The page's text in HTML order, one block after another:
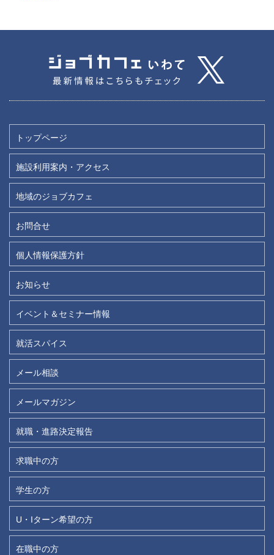
トップページ
施設利用案内・アクセス
地域のジョブカフェ
お問合せ
個人情報保護方針
お知らせ
イベント＆セミナー情報
就活スパイス
メール相談
メールマガジン
就職・進路決定報告
求職中の方
学生の方
U・Iターン希望の方
在職中の方